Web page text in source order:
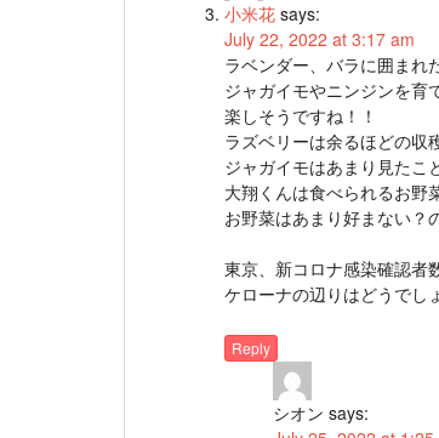
小米花 says:
July 22, 2022 at 3:17 am
ラベンダー、バラに囲まれ
ジャガイモやニンジンを育
楽しそうですね！！
ラズベリーは余るほどの収
ジャガイモはあまり見たこ
大翔くんは食べられるお野
お野菜はあまり好まない？
東京、新コロナ感染確認者
ケローナの辺りはどうでし
Reply
シオン says: